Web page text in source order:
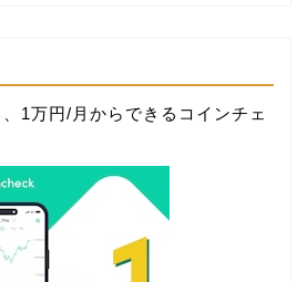
1万円/月からできる コインチェ